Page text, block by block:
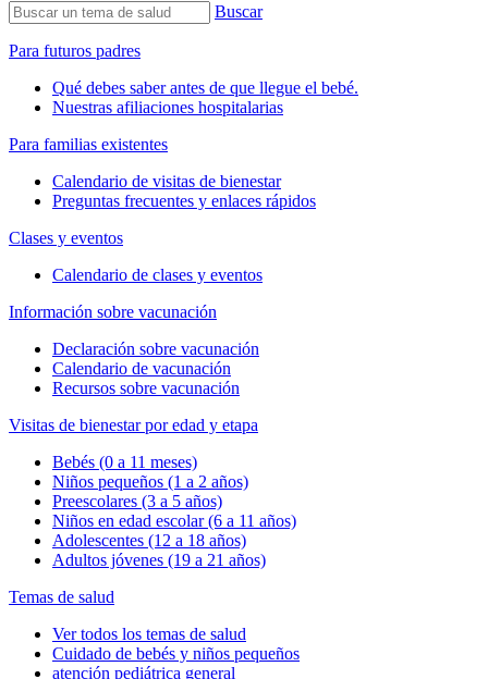
Buscar
Para futuros padres
Qué debes saber antes de que llegue el bebé.
Nuestras afiliaciones hospitalarias
Para familias existentes
Calendario de visitas de bienestar
Preguntas frecuentes y enlaces rápidos
Clases y eventos
Calendario de clases y eventos
Información sobre vacunación
Declaración sobre vacunación
Calendario de vacunación
Recursos sobre vacunación
Visitas de bienestar por edad y etapa
Bebés (0 a 11 meses)
Niños pequeños (1 a 2 años)
Preescolares (3 a 5 años)
Niños en edad escolar (6 a 11 años)
Adolescentes (12 a 18 años)
Adultos jóvenes (19 a 21 años)
Temas de salud
Ver todos los temas de salud
Cuidado de bebés y niños pequeños
atención pediátrica general